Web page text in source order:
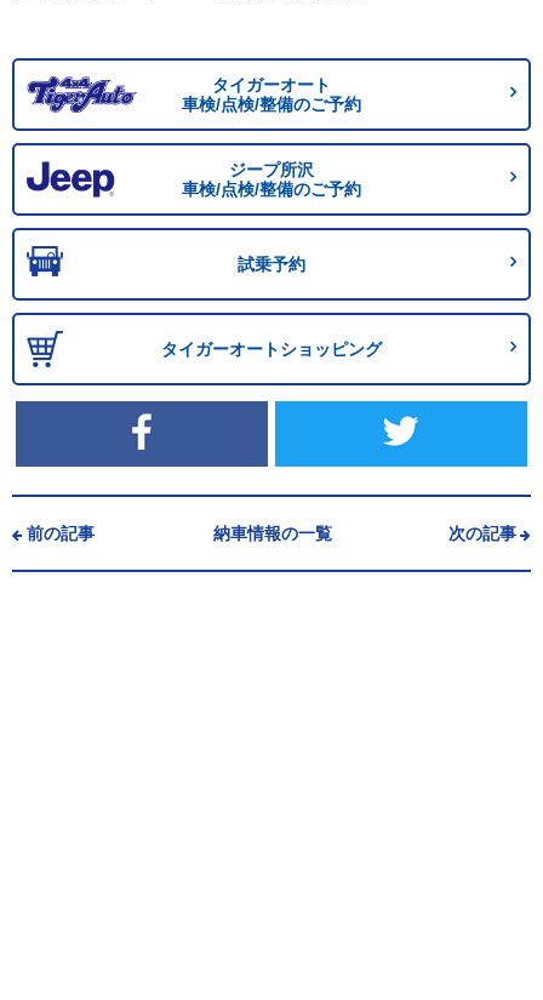
タイガーオート
車検/点検/整備のご予約
ジープ所沢
車検/点検/整備のご予約
試乗予約
タイガーオートショッピング
前の記事 納車情報の一覧 次の記事